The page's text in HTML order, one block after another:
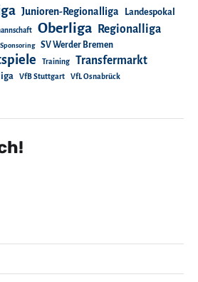
Junioren-Regionalliga
Landespokal
Oberliga Regionalliga
Sponsoring SV Werder Bremen
Training Transfermarkt
VfB Stuttgart VfL Osnabrück